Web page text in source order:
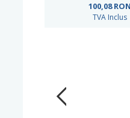
100,08RON
TVA Inclus